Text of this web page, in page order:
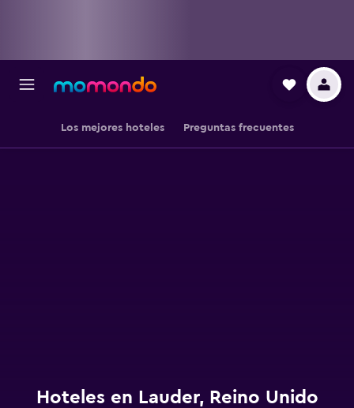
Los mejores hoteles Preguntas frecuentes
Hoteles en Lauder, Reino Unido